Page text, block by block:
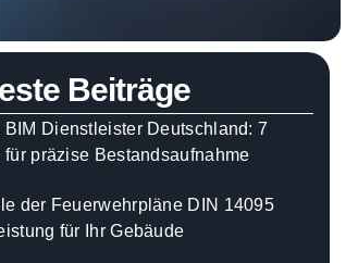
Beiträge
BIM Dienstleister Deutschland: 7
für präzise Bestandsaufnahme
der Feuerwehrpläne DIN 14095
für Ihr Gebäude